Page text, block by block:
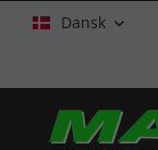
Dansk 